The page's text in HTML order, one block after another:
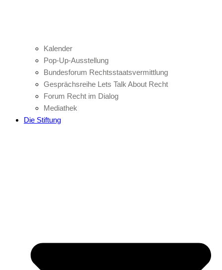
Kalender
Pop-Up-Ausstellung
Bundesforum Rechtsstaatsvermittlung
Gesprächsreihe Lets Talk About Recht
Forum Recht im Dialog
Mediathek
Die Stiftung